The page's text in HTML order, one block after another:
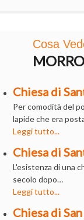
Cosa
Chiesa di
Per comodità del
lapide che era
Leggi tutto...
Chiesa di
L'esistenza di una
secolo dopo…
Leggi tutto...
Chiesa di